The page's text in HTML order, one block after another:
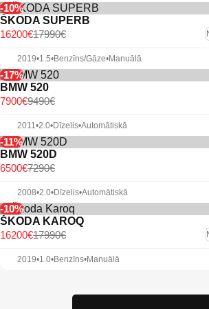
-10%
ŠKODA SUPERB
17990€
16200€
2019•1.5•Benzīns/Gāze•Manuālā
-17%
BMW 520
9490€
7900€
2011•2.0•Dīzelis•Automātiskā
-11%
BMW 520D
7290€
6500€
2008•2.0•Dīzelis•Automātiskā
-10%
ŠKODA KAROQ
17990€
16200€
2019•1.0•Benzīns•Manuālā